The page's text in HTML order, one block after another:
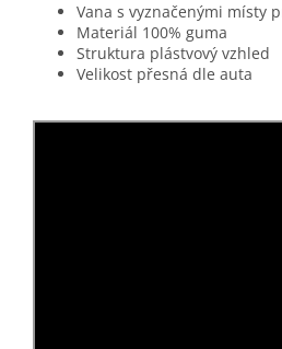
Vana s vyznačenými místy
Materiál 100% guma
Struktura plástvový vzhled
Velikost přesná dle auta